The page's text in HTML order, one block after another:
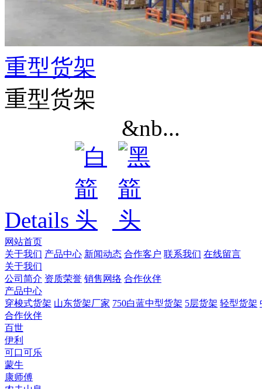
重型货架
重型货架
&nb...
Details
网站首页
关于我们 产品中心 新闻动态 合作客户 联系我们 在线留言
关于我们
公司简介 资质荣誉 销售网络 合作伙伴
产品中心
穿梭式货架 山东货架厂家 750白蓝中型货架 5层货架 轻型货架
合作伙伴
百世
伊利
可口可乐
蒙牛
康师傅